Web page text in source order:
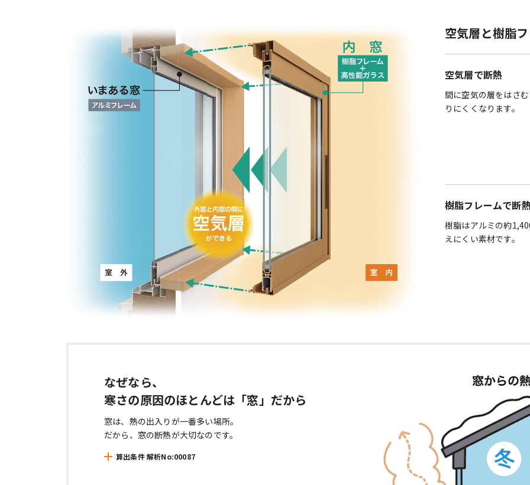
空気層と樹脂
空気層で断熱
間に空気の層をはさ
りにくくなります。
樹脂フレームで断
樹脂はアルミの約
えにくい素材です。
なぜなら、
寒さの原因のほとんどは「窓」だから
窓は、熱の出入りが一番多い場所。
だから、窓の断熱が大切なのです。
算出条件 解析No:00087